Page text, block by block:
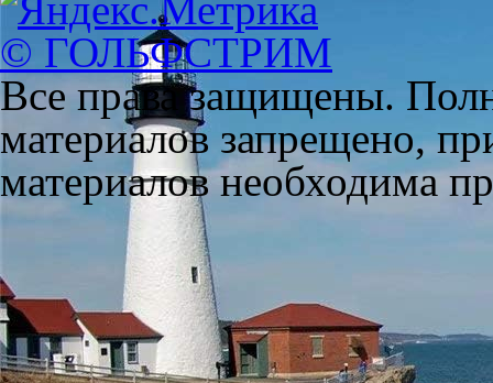
© ГОЛЬФСТРИМ
Все права защищены.
материалов запрещено,
материалов необходима